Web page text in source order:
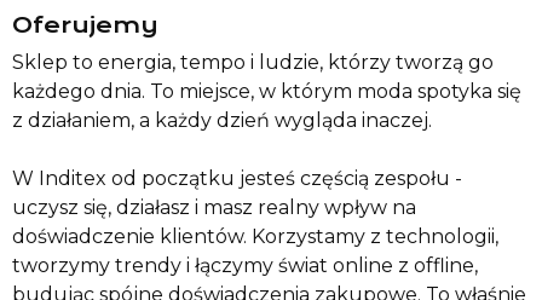
Oferujemy
Sklep to energia, tempo i ludzie, którzy tworzą go
każdego dnia. To miejsce, w którym moda spotyka się
z działaniem, a każdy dzień wygląda inaczej.
W Inditex od początku jesteś częścią zespołu -
uczysz się, działasz i masz realny wpływ na
doświadczenie klientów. Korzystamy z technologii,
tworzymy trendy i łączymy świat online z offline,
budując spójne doświadczenia zakupowe. To właśnie